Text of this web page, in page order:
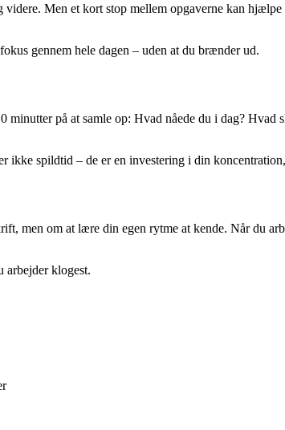
Men et kort stop mellem opgaverne kan
gennem hele dagen – uden at du brænder ud.
minutter på at samle op: Hvad nåede du i dag?
ikke spildtid – de er en investering i din
men om at lære din egen rytme at kende. Når du
arbejder klogest.